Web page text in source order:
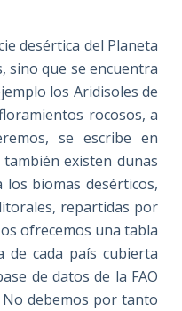
desértica del Planeta
sino que se encuentra
los Aridisoles de
rocosos, a
se escribe en
existen dunas
biomas desérticos,
repartidas por
ofrecemos una tabla
de cada país cubierta
de datos de la FAO
debemos por tanto